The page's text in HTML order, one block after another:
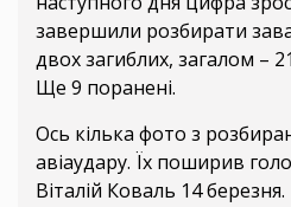
завершили розбирати
двох загиблих, загалом –
Ще 9 поранені.
Ось кілька фото з
авіаудару. Їх поширив
Віталій Коваль 14 березня.